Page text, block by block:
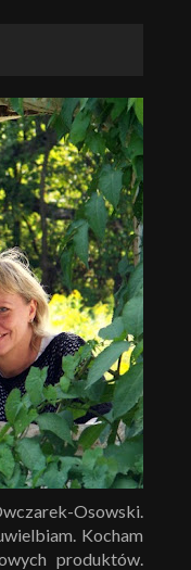
Osowski.
Kocham
produktów.